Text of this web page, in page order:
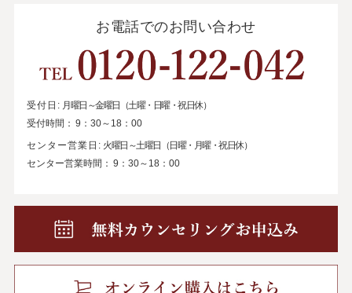
お電話でのお問い合わせ
受付日: 月曜日～金曜日（土曜・日曜・祝日休）
受付時間： 9：30～18：00
センター営業日: 火曜日～土曜日（日曜・月曜・祝日休）
センター営業時間： 9：30～18：00